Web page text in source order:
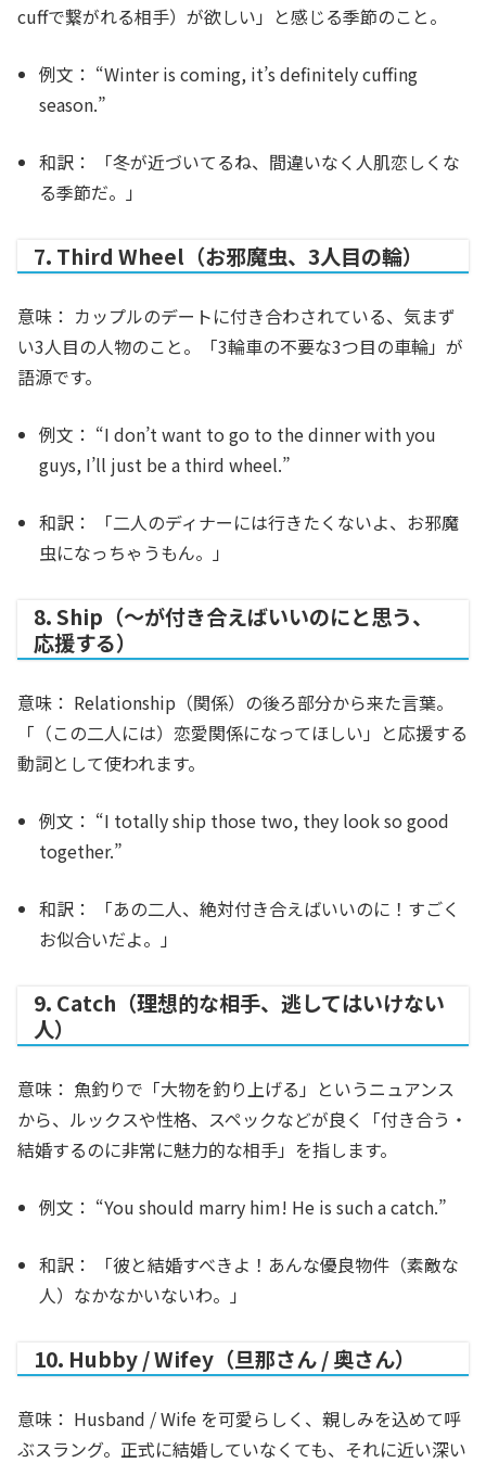
cuffで繋がれる相手）が欲しい」と感じる季節のこと。
例文： “Winter is coming, it’s definitelycuffing
season.”
和訳：
「冬が近づいてるね、間違いなく人肌恋しくな
る季節だ。」
7. Third Wheel（お邪魔虫、3人目の輪）
意味： カップルのデートに付き合わされている、気まず
い3人目の人物のこと。「3輪車の不要な3つ目の車輪」が
語源です。
例文： “I don’t want to go to the dinner with you
guys, I’ll just be a third wheel.”
和訳：
「二人のディナーには行きたくないよ、お邪魔
虫になっちゃうもん。」
8. Ship（〜が付き合えばいいのにと思う、
応援する）
意味： Relationship（関係）の後ろ部分から来た言葉。
「（この二人には）恋愛関係になってほしい」と応援する
動詞として使われます。
例文： “I totallyship those two, they look so good
together.”
和訳：
「あの二人、絶対付き合えばいいのに！すごく
お似合いだよ。」
9. Catch（理想的な相手、逃してはいけない
人）
意味： 魚釣りで「大物を釣り上げる」というニュアンス
から、ルックスや性格、スペックなどが良く「付き合う・
結婚するのに非常に魅力的な相手」を指します。
例文： “You should marry him! He is such acatch.”
和訳：
「彼と結婚すべきよ！あんな優良物件（素敵な
人）なかなかいないわ。」
10. Hubby / Wifey（旦那さん / 奥さん）
意味： Husband / Wife を可愛らしく、親しみを込めて呼
ぶスラング。正式に結婚していなくても、それに近い深い